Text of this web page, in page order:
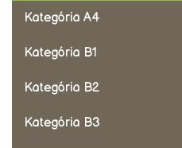
Kategória A4
Kategória B1
Kategória B2
Kategória B3